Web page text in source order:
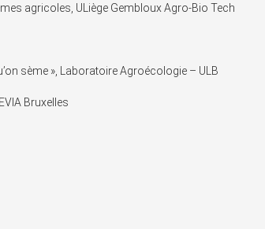
agricoles, ULiège Gembloux Agro-Bio Tech
sème », Laboratoire Agroécologie – ULB
Bruxelles